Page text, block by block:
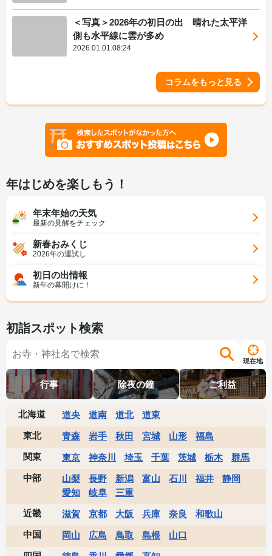
＜写真＞2026年の初日の出 晴れた太平洋
側も水平線に雲が多め
2026.01.01.08:24
コラムをもっと見る
年はじめを楽しもう！
年末年始の天気
最新の見解をチェック
新春おみくじ
2026年の運試し
初日の出情報
新年の幕開けに！
初詣スポット検索
現在地
行事 除夜の鐘 ご利益
北海道 道央 道南 道北
道東
東北
青森 岩手 秋田 宮城 山形
福島
関東
東京 神奈川 埼玉 千葉 茨城 栃木
群馬
中部
山梨 長野 新潟 富山 石川 福井
静岡
愛知
岐阜
三重
近畿
滋賀 京都 大阪 兵庫 奈良
和歌山
中国
岡山 広島 鳥取 島根
山口